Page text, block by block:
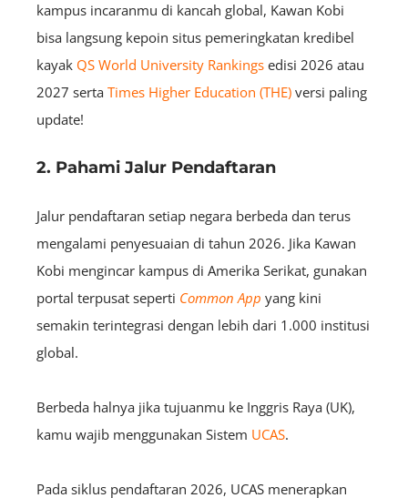
kampus incaranmu di kancah global, Kawan Kobi
bisa langsung kepoin situs pemeringkatan kredibel
kayak QS World University Rankings edisi 2026 atau
2027 serta Times Higher Education (THE) versi paling
update!
2. Pahami Jalur Pendaftaran
Jalur pendaftaran setiap negara berbeda dan terus
mengalami penyesuaian di tahun 2026. Jika Kawan
Kobi mengincar kampus di Amerika Serikat, gunakan
portal terpusat seperti Common App yang kini
semakin terintegrasi dengan lebih dari 1.000 institusi
global.
Berbeda halnya jika tujuanmu ke Inggris Raya (UK),
kamu wajib menggunakan Sistem UCAS.
Pada siklus pendaftaran 2026, UCAS menerapkan